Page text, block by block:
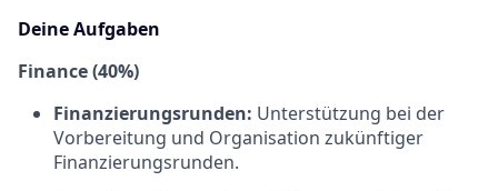
Deine Aufgaben
Finance (40%)
Finanzierungsrunden: Unterstützung bei der
Vorbereitung und Organisation zukünftiger
Finanzierungsrunden.